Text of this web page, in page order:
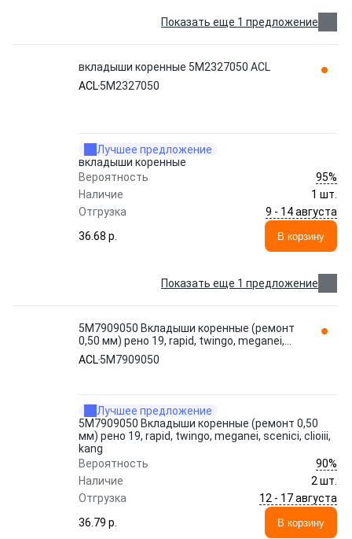
Показать еще 1 предложение
вкладыши коренные 5M2327050 ACL
ACL5M2327050
Лучшее предложение
вкладыши коренные
Вероятность
95%
Наличие
1 шт.
Отгрузка
9 - 14 августа
36.68 p.
В корзину
Показать еще 1 предложение
5M7909050 Вкладыши коренные (ремонт
0,50 мм) рено 19, rapid, twingo, meganei,
scenici, clioiii, kang ACL
ACL5M7909050
Лучшее предложение
5M7909050 Вкладыши коренные (ремонт 0,50
мм) рено 19, rapid, twingo, meganei, scenici, clioiii,
kang
Вероятность
90%
Наличие
2 шт.
Отгрузка
12 - 17 августа
36.79 p.
В корзину